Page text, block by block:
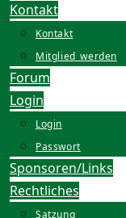
Kontakt
Kontakt
Mitglied_werden
Forum
Login
Login
Passwort
Sponsoren/Links
Rechtliches
Satzung